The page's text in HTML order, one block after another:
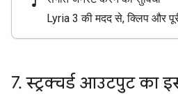
Lyria 3 की मदद से, क्लिप और
7. स्ट्रक्चर्ड आउटपुट का